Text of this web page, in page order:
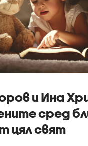
и Ина
сред
цял свят